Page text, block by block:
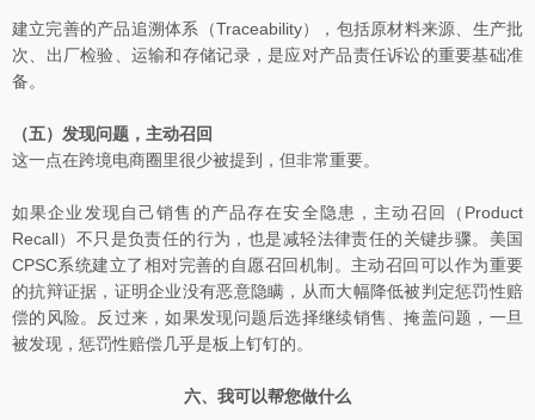
建立完善的产品追溯体系（Traceability），包括原材料来源、生产批
次、出厂检验、运输和存储记录，是应对产品责任诉讼的重要基础准
备。
（五）发现问题，主动召回
这一点在跨境电商圈里很少被提到，但非常重要。
如果企业发现自己销售的产品存在安全隐患，主动召回（Product
Recall）不只是负责任的行为，也是减轻法律责任的关键步骤。美国
CPSC系统建立了相对完善的自愿召回机制。主动召回可以作为重要
的抗辩证据，证明企业没有恶意隐瞒，从而大幅降低被判定惩罚性赔
偿的风险。反过来，如果发现问题后选择继续销售、掩盖问题，一旦
被发现，惩罚性赔偿几乎是板上钉钉的。
六、我可以帮您做什么